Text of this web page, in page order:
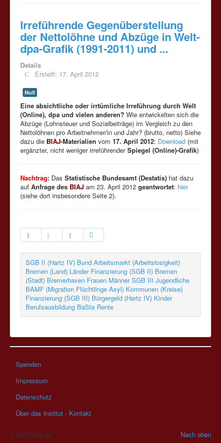
Irreführende Gegenüberstellung
der Nettolöhne und Abzüge in Welt-
dpa-Grafik (1991-2011) und ...
Details
Erstellt: 17. April 2012
Null
Eine absichtliche oder irrtümliche Irreführung durch Welt
(Online), dpa und vielen anderen? Wie entwickelten sich die
Abzüge (Lohnsteuer und Sozialbeiträge) im Vergleich zu den
Nettolöhnen pro Arbeitnehmer/in und Jahr? (brutto, netto) Siehe
dazu die BIAJ-Materialien vom 17. April 2012: Download (mit
ergänzter, nicht weniger irreführenderSpiegel (Online)-Grafik)
Nachtrag: Das Statistische Bundesamt (Destatis) hat dazu
auf Anfrage des BIAJ am 23. April 2012 geantwortet: hier
(siehe dort insbesondere Seite 2).
SGB II (Hartz IV) Bund Arbeitsmarkt (Arbeitslosigkeit)
Bremen (Land) Länder Finanzierung (SGB II) Bremen
(Stadt) Bremerhaven Frauen Männer SGB III Jugendliche
BAMF (Migration Flüchtlinge Asyl) Kommunen (Kreise)
Finanzierung (SGB III) Bürgergeld (Hartz IV) Kinder
Berufsausbildung BaSta Rente
Spenden
Impressum
Datenschutz
Über das Institut - Kontakt
Nach oben
© 2026 biaj.de